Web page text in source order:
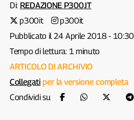
Di: REDAZIONE P300.IT
p300it
p300it
Pubblicato il 24 Aprile 2018 - 10:30
Tempo di lettura: 1 minuto
ARTICOLO DI ARCHIVIO
Collegati per la versione completa
Condividi su